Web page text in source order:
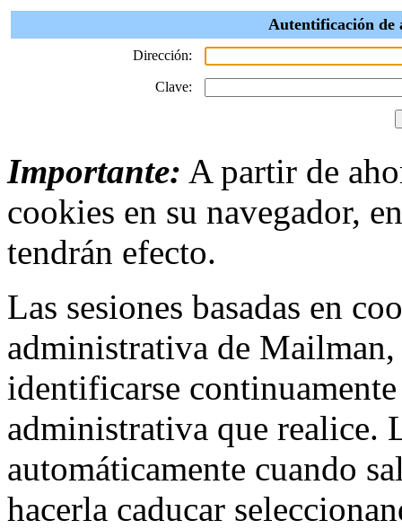
Autentificación de
Dirección:
Clave:
Importante: A partir de
cookies en su navegador,
tendrán efecto.
Las sesiones basadas en
administrativa de Mailman,
identificarse
administrativa que realice.
automáticamente cuando
hacerla caducar